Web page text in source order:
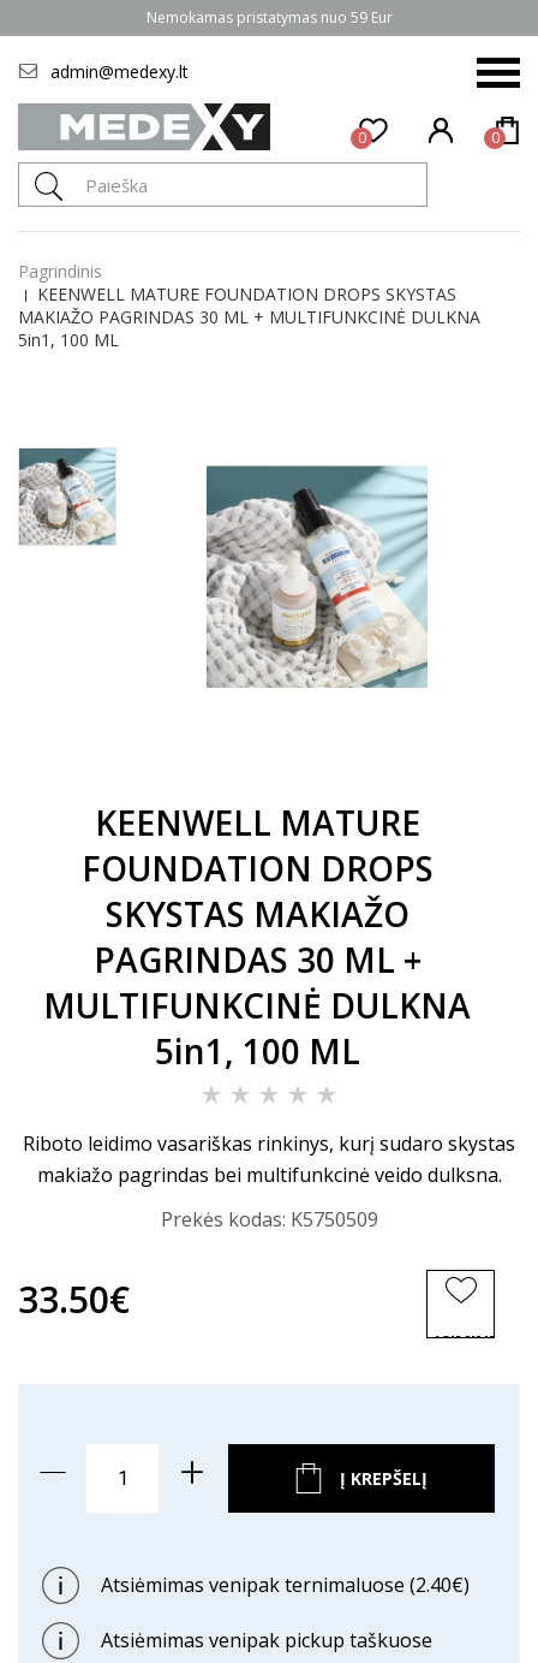
Nemokamas pristatymas nuo 59 Eur
admin@medexy.lt
0 0
Pagrindinis
KEENWELL MATURE FOUNDATION DROPS SKYSTAS
MAKIAŽO PAGRINDAS 30 ML + MULTIFUNKCINĖ DULKNA
5in1, 100 ML
KEENWELL MATURE
FOUNDATION DROPS
SKYSTAS MAKIAŽO
PAGRINDAS 30 ML +
MULTIFUNKCINĖ DULKNA
5in1, 100 ML
Riboto leidimo vasariškas rinkinys, kurį sudaro skystas
makiažo pagrindas bei multifunkcinė veido dulksna.
Prekės kodas: K5750509
33.50€
Į KREPŠELĮ
ĮSIMINTI
Atsiėmimas venipak ternimaluose (2.40€)
Atsiėmimas venipak pickup taškuose